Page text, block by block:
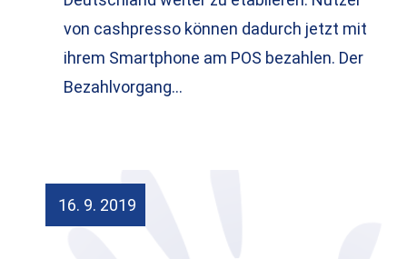
von cashpresso können dadurch jetzt mit
ihrem Smartphone am POS bezahlen. Der
Bezahlvorgang…
16. 9. 2019